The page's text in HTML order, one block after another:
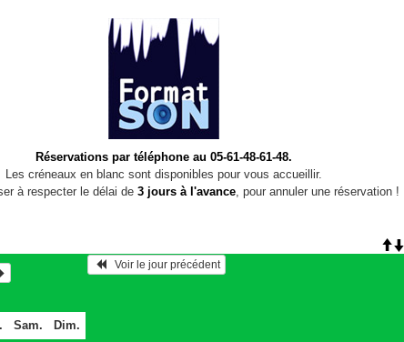
Réservations par téléphone au 05-61-48-61-48.
Les créneaux en blanc sont disponibles pour vous accueillir.
à respecter le délai de 3 jours à l'avance, pour annuler une réservation !
Sam.
Dim.
   Voir le jour précédent